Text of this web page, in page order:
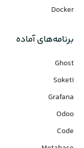
Docker
برنامه‌های‌ آماده
Ghost
Soketi
Grafana
Odoo
Code